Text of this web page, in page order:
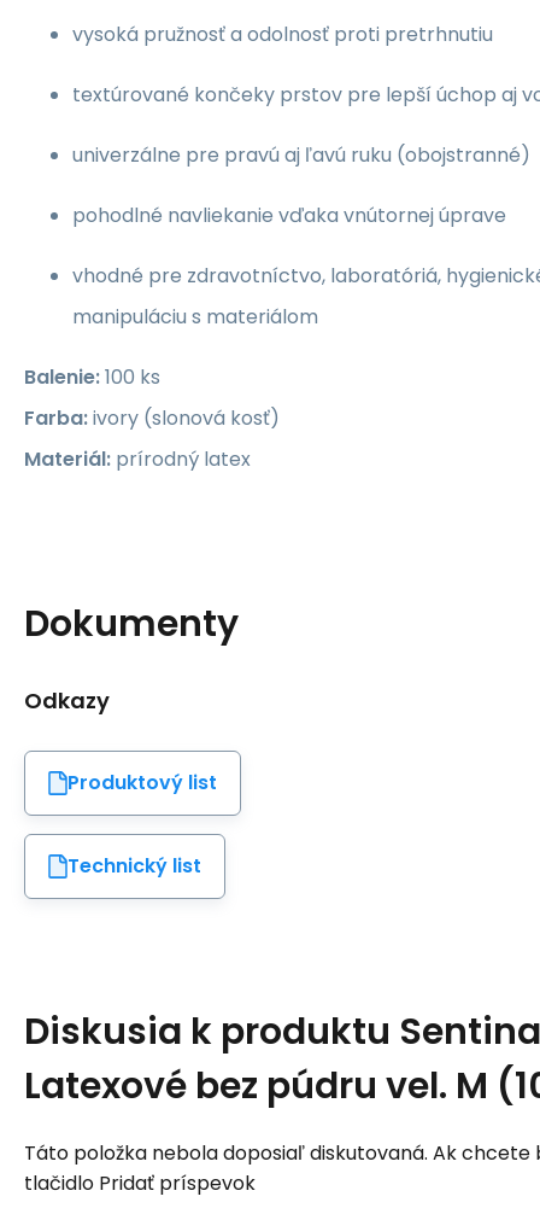
vysoká pružnosť a odolnosť proti pretrhnutiu
textúrované končeky prstov pre lepší úchop aj
univerzálne pre pravú aj ľavú ruku (obojstranné)
pohodlné navliekanie vďaka vnútornej úprave
vhodné pre zdravotníctvo, laboratóriá,
manipuláciu s materiálom
Balenie:100 ks
Farba:ivory (slonová kosť)
Materiál: prírodný latex
Dokumenty
Odkazy
Produktový list
Technický list
Diskusia k produktu
Latexové bez púdru vel. M
Táto položka nebola doposiaľ diskutovaná. Ak chcete
tlačidlo Pridať príspevok